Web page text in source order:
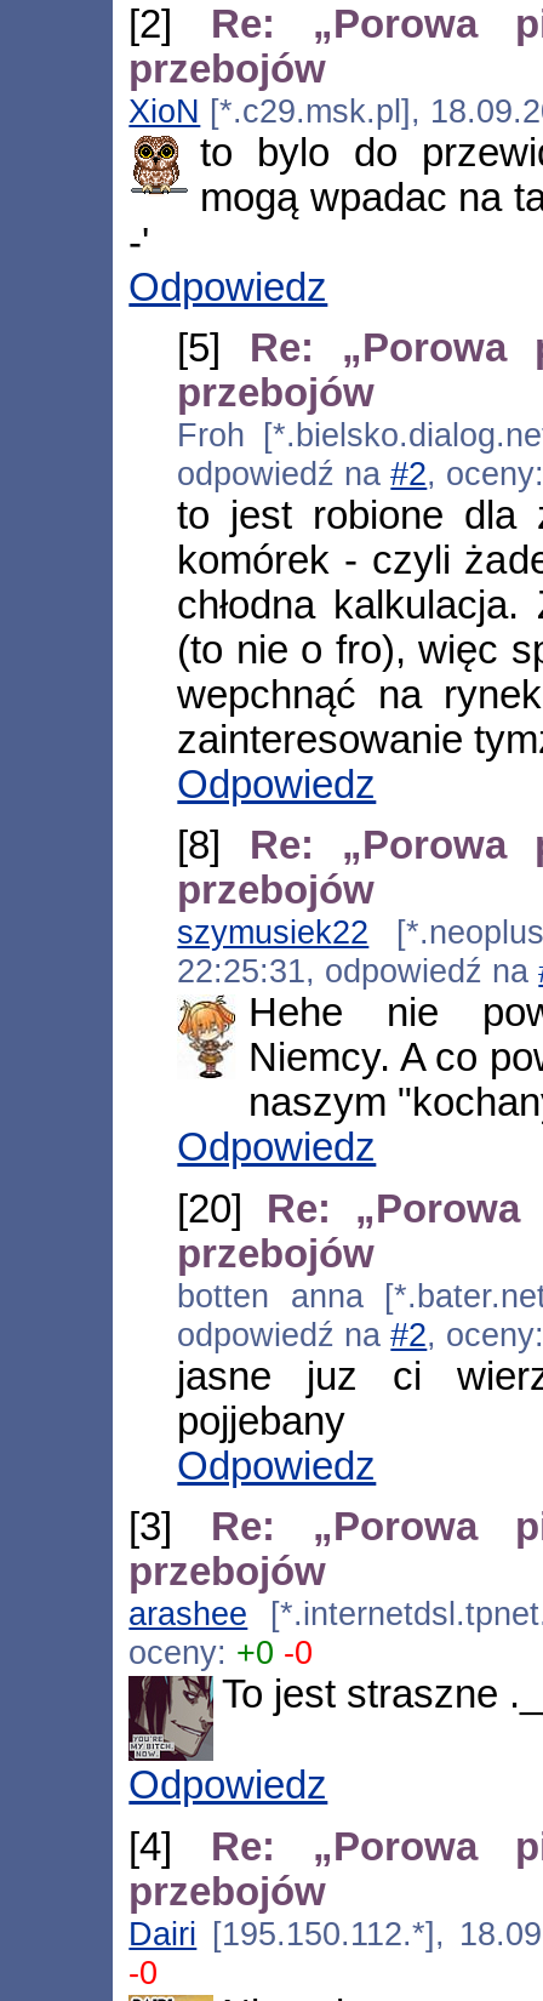
[2] Re: „Porowa
przebojów
XioN [*.c29.msk.pl],
to bylo do
mogą wpadac na
-'
Odpowiedz
[5] Re: „Porowa
przebojów
Froh
odpowiedź na#2,
to jest robione dla
komórek - czyli
chłodna
(to nie o fro), więc
wepchnąć na
zainteresowanie
Odpowiedz
[8] Re: „Porowa
przebojów
szymusiek22
22:25:31, odpowiedź na
Hehe nie
Niemcy. A co
naszym
Odpowiedz
[20] Re:
przebojów
botten anna
odpowiedź na#2,
jasne juz ci
pojjebany
Odpowiedz
[3] Re: „Porowa
przebojów
arashee
oceny: +0 -0
To jest straszne
Odpowiedz
[4] Re: „Porowa
przebojów
Dairi [195.150.112.*],
-0